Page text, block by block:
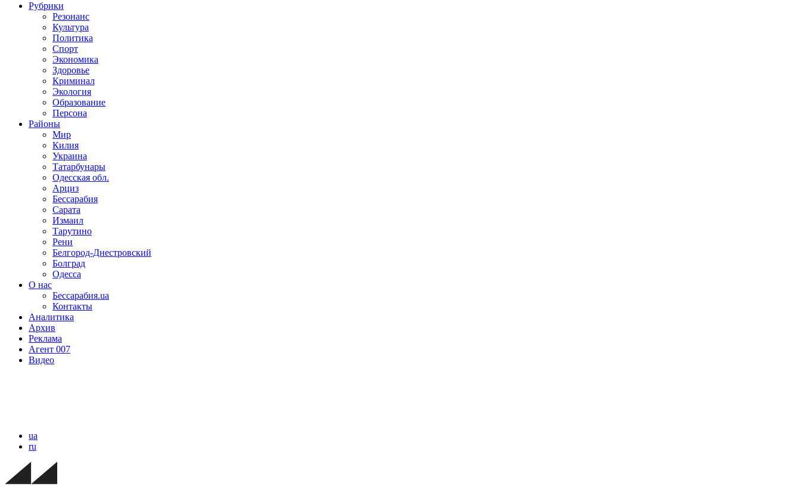
Рубрики
Резонанс
Культура
Политика
Спорт
Экономика
Здоровье
Криминал
Экология
Образование
Персона
Районы
Мир
Килия
Украина
Татарбунары
Одесская обл.
Арциз
Бессарабия
Сарата
Измаил
Тарутино
Рени
Белгород-Днестровский
Болград
Одесса
О нас
Бессарабия.ua
Контакты
Аналитика
Архив
Реклама
Агент 007
Видео
ua
ru